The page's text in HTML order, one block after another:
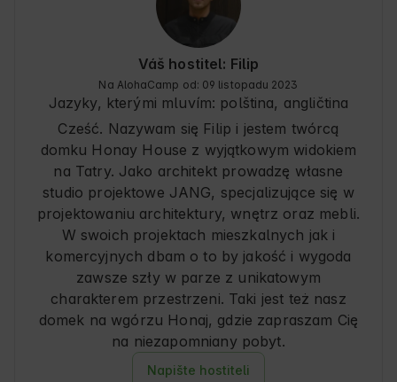
Váš hostitel: Filip
Na AlohaCamp od: 09 listopadu 2023
Jazyky, kterými mluvím: polština, angličtina
Cześć. Nazywam się Filip i jestem twórcą
domku Honay House z wyjątkowym widokiem
na Tatry. Jako architekt prowadzę własne
studio projektowe JANG, specjalizujące się w
projektowaniu architektury, wnętrz oraz mebli.
W swoich projektach mieszkalnych jak i
komercyjnych dbam o to by jakość i wygoda
zawsze szły w parze z unikatowym
charakterem przestrzeni. Taki jest też nasz
domek na wgórzu Honaj, gdzie zapraszam Cię
Napište hostiteli